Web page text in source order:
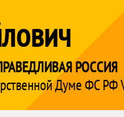
РОССИЯ
Думе ФС РФ